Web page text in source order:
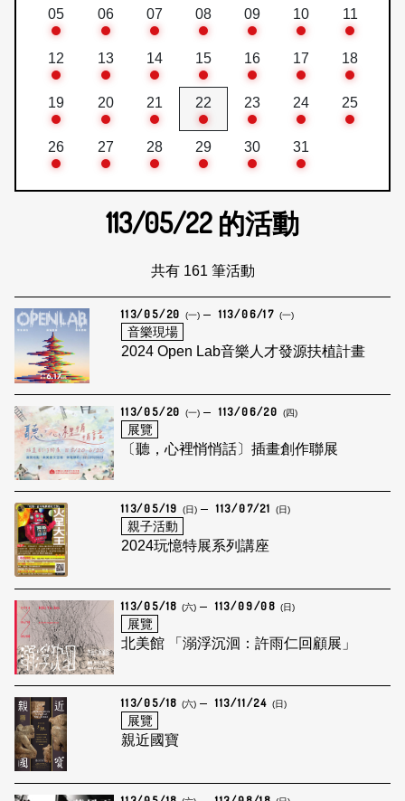
05 06 07 08 09 10 11
12 13 14 15 16 17 18
19 20 21 22 23 24 25
26 27 28 29 30 31
113/05/22 的活動
共有 161 筆活動
113/05/20 (一) 113/06/17 (一)
音樂現場
2024 Open Lab音樂人才發源扶植計畫
113/05/20 (一) 113/06/20 (四)
展覽
〔聽，心裡悄悄話〕插畫創作聯展
113/05/19 (日) 113/07/21 (日)
親子活動
2024玩憶特展系列講座
113/05/18 (六) 113/09/08 (日)
展覽
北美館 「溺浮沉洄：許雨仁回顧展」
113/05/18 (六) 113/11/24 (日)
展覽
親近國寶